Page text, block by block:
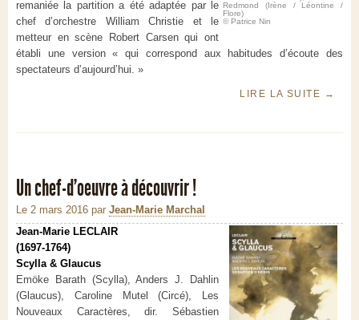
Redmond (Irène / Léontine /
Flore)
© Patrice Nin
remaniée la partition a été adaptée par le
chef d’orchestre William Christie et le
metteur en scène Robert Carsen qui ont
établi une version « qui correspond aux habitudes d’écoute des
spectateurs d’aujourd’hui. »
LIRE LA SUITE →
Un chef-d'oeuvre à découvrir !
Le 2 mars 2016 par Jean-Marie Marchal
Jean-Marie LECLAIR
(1697-1764)
Scylla & Glaucus
Emöke Barath (Scylla), Anders J. Dahlin
(Glaucus), Caroline Mutel (Circé), Les
Nouveaux Caractères, dir. Sébastien